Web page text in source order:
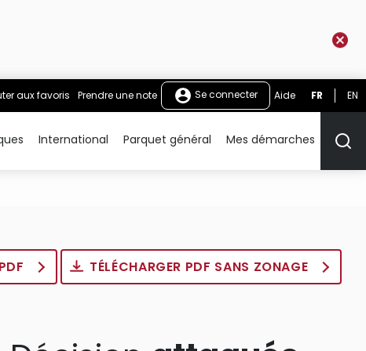
aux favoris Prendre une note Se connecter Aide FR EN
International Parquet général Mes démarches
TÉLÉCHARGER PDF SANS ZONAGE